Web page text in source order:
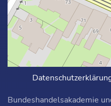
Bundeshandelsakademie